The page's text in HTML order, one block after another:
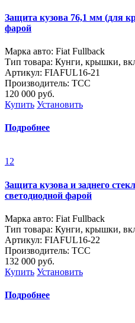
Защита кузова 76,1 мм (для
фарой
Марка авто: Fiat Fullback
Тип товара: Кунги, крышки,
Артикул: FIAFUL16-21
Производитель: ТСС
120 000 руб.
Купить Установить
Подробнее
12
Защита кузова и заднего
светодиодной фарой
Марка авто: Fiat Fullback
Тип товара: Кунги, крышки,
Артикул: FIAFUL16-22
Производитель: ТСС
132 000 руб.
Купить Установить
Подробнее